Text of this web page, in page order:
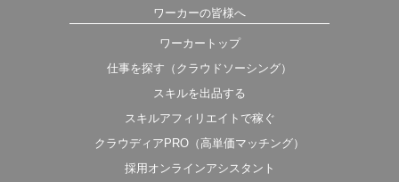
ワーカーの皆様へ
ワーカートップ
仕事を探す（クラウドソーシング）
スキルを出品する
スキルアフィリエイトで稼ぐ
クラウディアPRO（高単価マッチング）
採用オンラインアシスタント